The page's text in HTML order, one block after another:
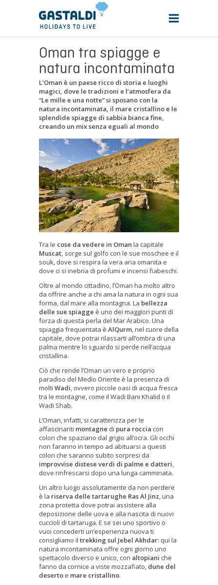
Oman tra spiagge e
natura incontaminata
L’Oman è un paese ricco di storia e luoghi
magici, dove le tradizioni e l’atmosfera da
“Le mille e una notte” si sposano con la
natura incontaminata, il mare cristallino e le
splendide spiagge di sabbia bianca fine,
creando un mix senza eguali al mondo
Tra le cose da vedere in Oman la capitale
Muscat, sorge sul golfo con le sue moschee e il
souk, dove si respira la vera aria omanita e
dove ci si inebria di profumi e incensi fiabeschi.
Oltre al mondo cittadino, l’Oman ha molto altro
da offrire anche a chi ama la natura in ogni sua
forma, dal mare alla montagna. La bellezza
delle sue spiagge è uno dei maggiori punti di
forza di questa perla del Mar Arabico. Una
spiaggia frequentata è AlQurm, nel cuore della
capitale, dove potrai rilassarti all’ombra di una
palma mentre lo sguardo si perde nell’acqua
cristallina.
Ciò che rende l’Oman un vero e proprio
paradiso del Medio Oriente è la presenza di
molti Wadi, ovvero piccole oasi di acqua fresca
tra le montagne, come il Wadi Bani Khalid o il
Wadi Shab.
L’Oman, infatti, si caratterizza per le
affascinanti montagne di pura roccia con
colori che spaziano dal grigio all’ocra. Gli occhi
non faranno in tempo ad abituarsi a questi
colori che saranno subito sorpresi da
improvvise distese verdi di palme e datteri,
dove rinfrescarsi dopo una lunga camminata.
Un altro luogo assolutamente da non perdere
è la riserva delle tartarughe Ras Al Jinz, una
zona protetta dove potrai assistere alla
deposizione delle uova e alla nascita di nuovi
cuccioli di tartaruga. E se sei uno sportivo o
vuoi concederti un’esperienza nuova ti
consigliamo il trekking sul Jebel Akhdar: qui la
natura incontaminata offre ogni giorno uno
spettacolo diverso e unico, con altopiani che
fanno da cornice a viste mozzafiato, dune del
deserto e mare cristallino.